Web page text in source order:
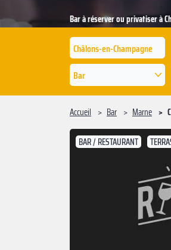
Bar
Bar à réserver ou privatiser à
Accueil Bar Marne
BAR / RESTAURANT